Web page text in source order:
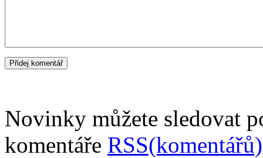
Novinky můžete sledovat
komentáře RSS(komentářů)